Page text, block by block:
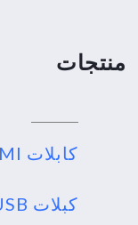
منتجات
كابلات HDMI الضوئية
كبلات USB الضوئية